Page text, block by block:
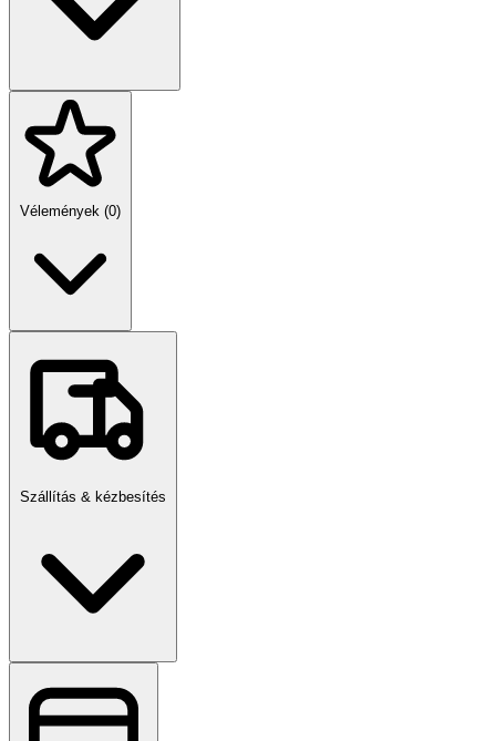
Vélemények (0)
Szállítás & kézbesítés